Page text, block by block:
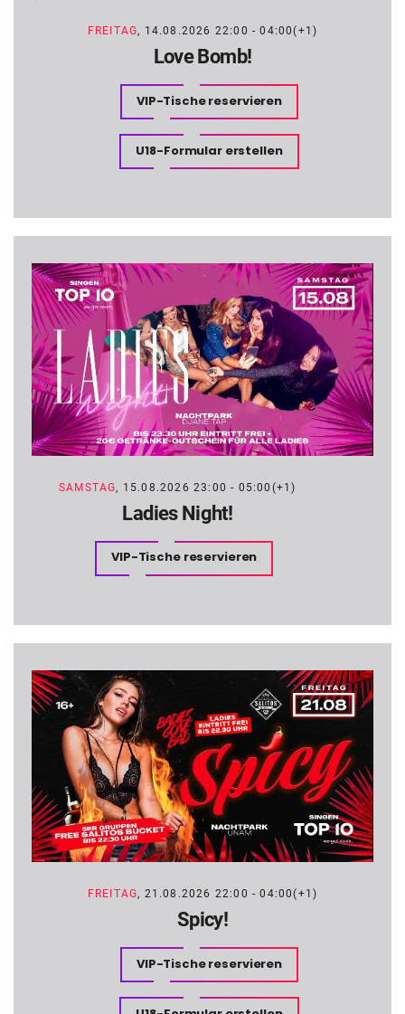
FREITAG, 14.08.2026 22:00 - 04:00(+1)
Love Bomb!
VIP-Tische reservieren
U18-Formular erstellen
SAMSTAG, 15.08.2026 23:00 - 05:00(+1)
Ladies Night!
VIP-Tische reservieren
FREITAG, 21.08.2026 22:00 - 04:00(+1)
Spicy!
VIP-Tische reservieren